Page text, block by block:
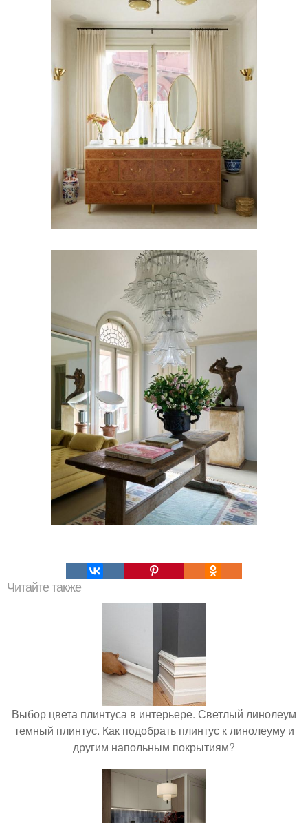
Читайте также
Выбор цвета плинтуса в интерьере. Светлый линолеум
темный плинтус. Как подобрать плинтус к линолеуму и
другим напольным покрытиям?